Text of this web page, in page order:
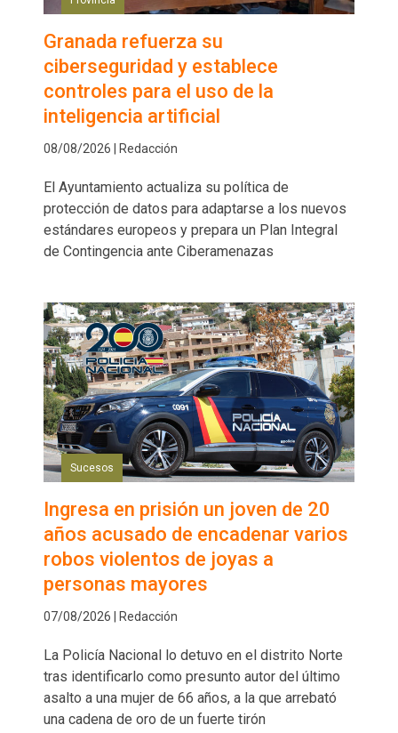
Granada refuerza su
ciberseguridad y establece
controles para el uso de la
inteligencia artificial
08/08/2026 | Redacción
El Ayuntamiento actualiza su política de
protección de datos para adaptarse a los nuevos
estándares europeos y prepara un Plan Integral
de Contingencia ante Ciberamenazas
Sucesos
Ingresa en prisión un joven de 20
años acusado de encadenar varios
robos violentos de joyas a
personas mayores
07/08/2026 | Redacción
La Policía Nacional lo detuvo en el distrito Norte
tras identificarlo como presunto autor del último
asalto a una mujer de 66 años, a la que arrebató
una cadena de oro de un fuerte tirón